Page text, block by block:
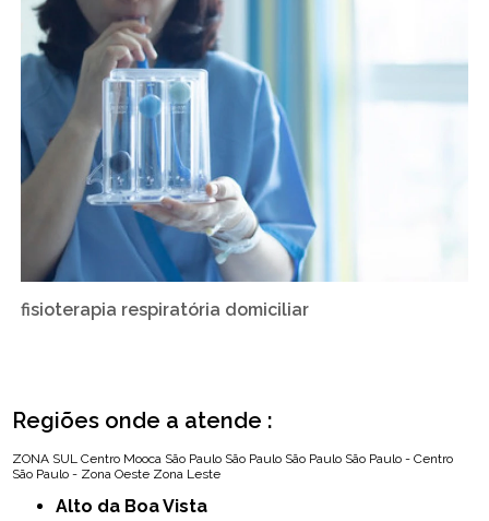
fisioterapia respiratória domiciliar
Regiões onde a atende :
ZONA SUL Centro Mooca São Paulo São Paulo São Paulo São Paulo - Centro
São Paulo - Zona Oeste Zona Leste
Alto da Boa Vista